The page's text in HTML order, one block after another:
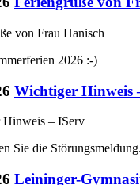
2026 :-)
Wichtiger Hinweis
Sie die Störungsmeldung.
Leininger-